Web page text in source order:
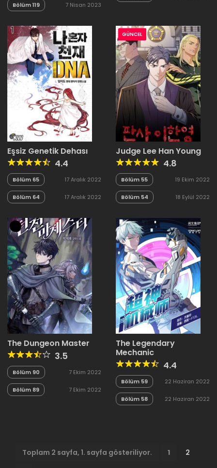
Bölüm 119 7 Nisan 2023
Eşsiz Genetik Dehası
4.4
Bölüm 65 17 Aralık 2022
Bölüm 64 17 Aralık 2022
GÜNCEL
Judge Lee Han Young
4.8
Bölüm 55 19 Ekim 2022
Bölüm 54 18 Eylül 2022
The Dungeon Master
3.5
Bölüm 90 7 Ekim 2022
Bölüm 89 7 Ekim 2022
The Legendary
Mechanic
4.4
Bölüm 59 22 Haziran 2022
Bölüm 58 22 Haziran 2022
Toplam 2 sayfa, 1. sayfa gösteriliyor. 1
2